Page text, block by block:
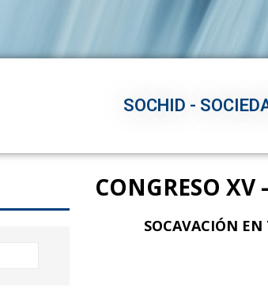
SOCHID -
CONGRESO
SOCAVACIÓN